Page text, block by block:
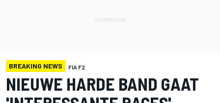
BREAKING NEWS FIA F2
NIEUWE HARDE BAND GAAT